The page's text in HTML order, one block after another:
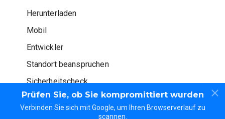
Prüfen Sie, ob Sie kompromittiert wurden
Verbinden Sie sich mit Google, um Ihren Browserverlauf zu
scannen.
Herunterladen
Mobil
Entwickler
Standort beanspruchen
Sicherheitscheck